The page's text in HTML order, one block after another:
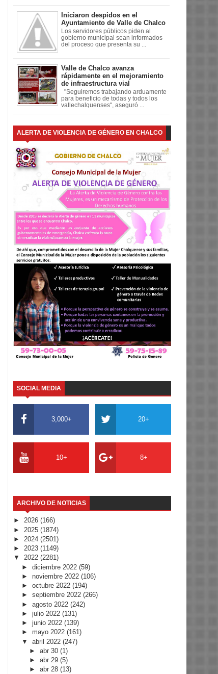
Iniciaron despidos en el
Ayuntamiento de Valle de Chalco
Los servidores públicos piden al
gobierno municipal sean informados
del proceso que presenta su ...
Valle de Chalco avanza
rápidamente en el mejoramiento
de infraestructura vial
"Seguiremos trabajando arduamente
para beneficio de todas y todos los
vallechalquenses", aseguró ...
ALERTA DE VIOLENCIA DE GÉNERO EN CHALCO
SOCIAL MEDIA
3,000+ 20+
10+ 8+
ARCHIVO DE NOTICIAS
► 2026 (166)
► 2025 (1874)
► 2024 (2501)
► 2023 (1149)
▼ 2022 (2281)
► diciembre 2022 (59)
► noviembre 2022 (106)
► octubre 2022 (194)
► septiembre 2022 (266)
► agosto 2022 (242)
► julio 2022 (131)
► junio 2022 (139)
► mayo 2022 (161)
▼ abril 2022 (247)
►abr 30(1)
►abr 29(5)
►abr 28(13)